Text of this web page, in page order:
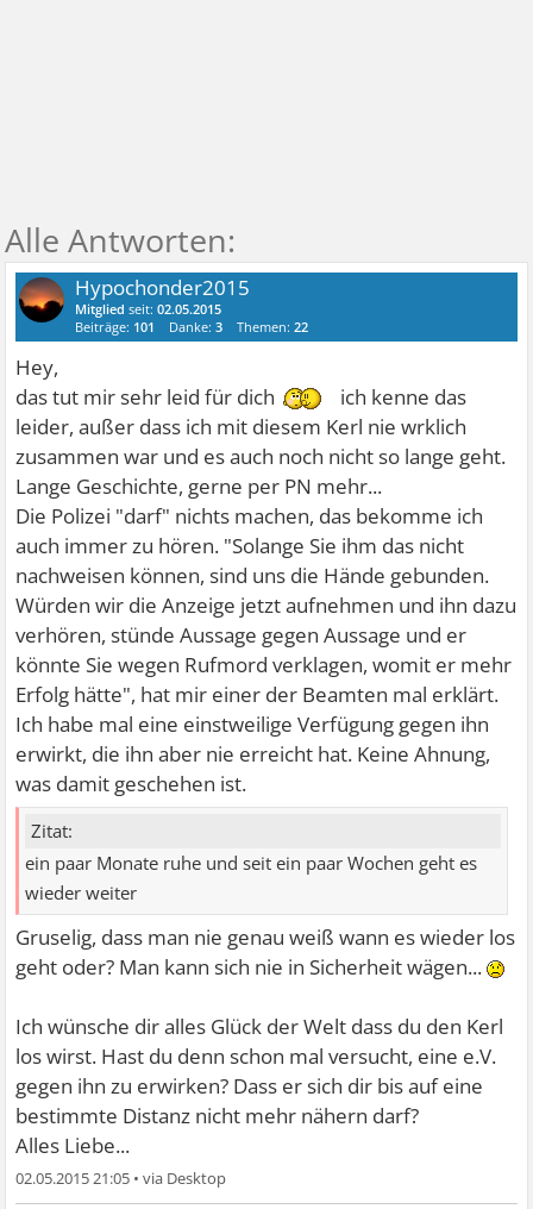
Hypochonder2015
Mitglied seit:02.05.2015
Beiträge: 101 Danke:3 Themen:22
Hey,
das tut mir sehr leid für dich
ich kenne das
leider, außer dass ich mit diesem Kerl nie wrklich
zusammen war und es auch noch nicht so lange geht.
Lange Geschichte, gerne per PN mehr...
Die Polizei "darf" nichts machen, das bekomme ich
auch immer zu hören. "Solange Sie ihm das nicht
nachweisen können, sind uns die Hände gebunden.
Würden wir die Anzeige jetzt aufnehmen und ihn dazu
verhören, stünde Aussage gegen Aussage und er
könnte Sie wegen Rufmord verklagen, womit er mehr
Erfolg hätte", hat mir einer der Beamten mal erklärt.
Ich habe mal eine einstweilige Verfügung gegen ihn
erwirkt, die ihn aber nie erreicht hat. Keine Ahnung,
was damit geschehen ist.
Zitat:
ein paar Monate ruhe und seit ein paar Wochen geht es
wieder weiter
Gruselig, dass man nie genau weiß wann es wieder los
geht oder? Man kann sich nie in Sicherheit wägen...
Ich wünsche dir alles Glück der Welt dass du den Kerl
los wirst. Hast du denn schon mal versucht, eine e.V.
gegen ihn zu erwirken? Dass er sich dir bis auf eine
bestimmte Distanz nicht mehr nähern darf?
Alles Liebe...
02.05.2015 21:05 •